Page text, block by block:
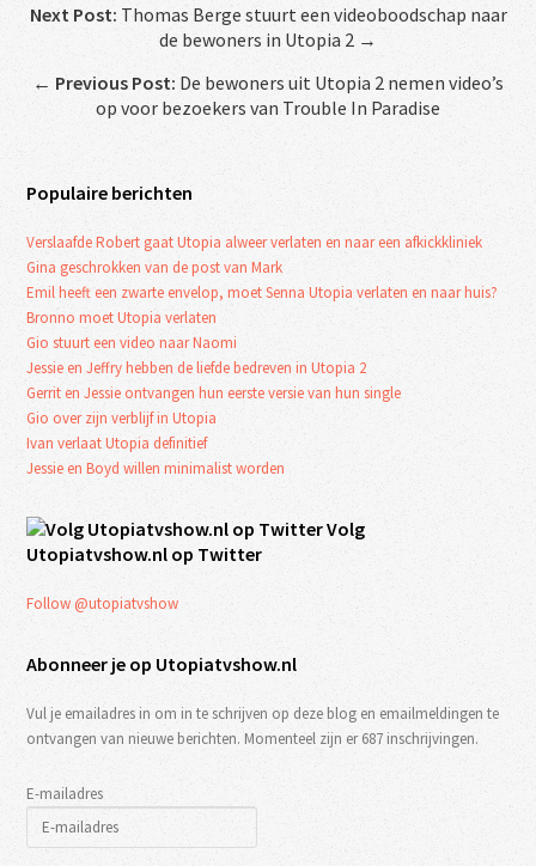
Next Post: Thomas Berge stuurt een videoboodschap naar
de bewoners in Utopia 2 →
← Previous Post: De bewoners uit Utopia 2 nemen video’s
op voor bezoekers van Trouble In Paradise
Populaire berichten
Verslaafde Robert gaat Utopia alweer verlaten en naar een afkickkliniek
Gina geschrokken van de post van Mark
Emil heeft een zwarte envelop, moet Senna Utopia verlaten en naar huis?
Bronno moet Utopia verlaten
Gio stuurt een video naar Naomi
Jessie en Jeffry hebben de liefde bedreven in Utopia 2
Gerrit en Jessie ontvangen hun eerste versie van hun single
Gio over zijn verblijf in Utopia
Ivan verlaat Utopia definitief
Jessie en Boyd willen minimalist worden
Volg
Utopiatvshow.nl op Twitter
Follow @utopiatvshow
Abonneer je op Utopiatvshow.nl
Vul je emailadres in om in te schrijven op deze blog en emailmeldingen te
ontvangen van nieuwe berichten. Momenteel zijn er 687 inschrijvingen.
E-mailadres